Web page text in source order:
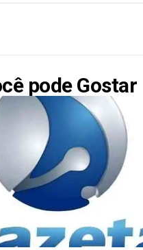
pode Gostar